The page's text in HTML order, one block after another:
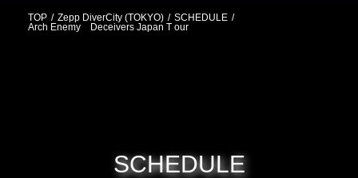
TOP Zepp DiverCity (TOKYO)
SCHEDULE
Arch Enemy Deceivers Japan T our
SCHEDULE